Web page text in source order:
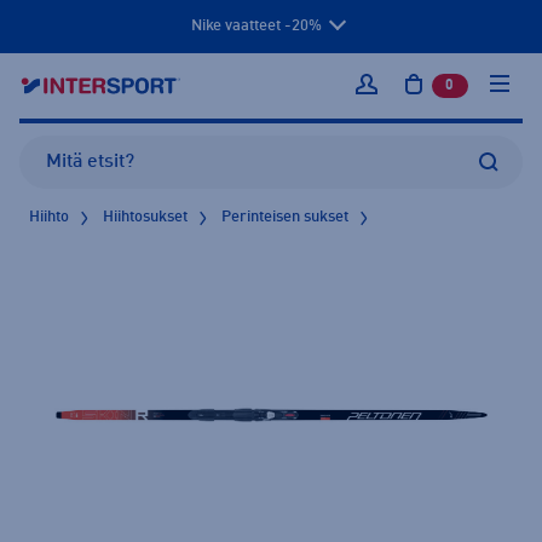
Nike vaatteet -20%
Kirjaudu sisään
0 tuotetta
Hiihto Hiihtosukset Perinteisen sukset